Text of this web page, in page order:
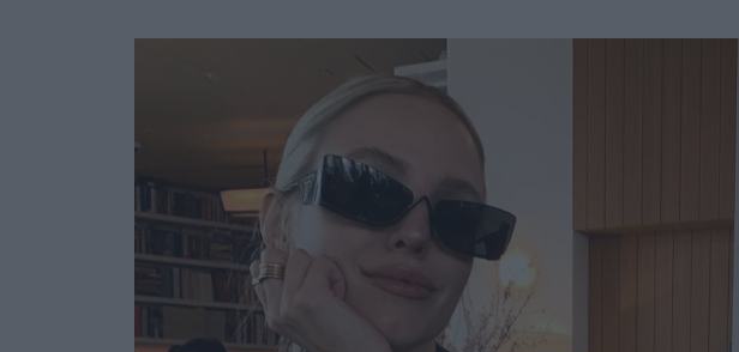
Success Stories
ΒΟΞ
Hautes Grecians Γάμος